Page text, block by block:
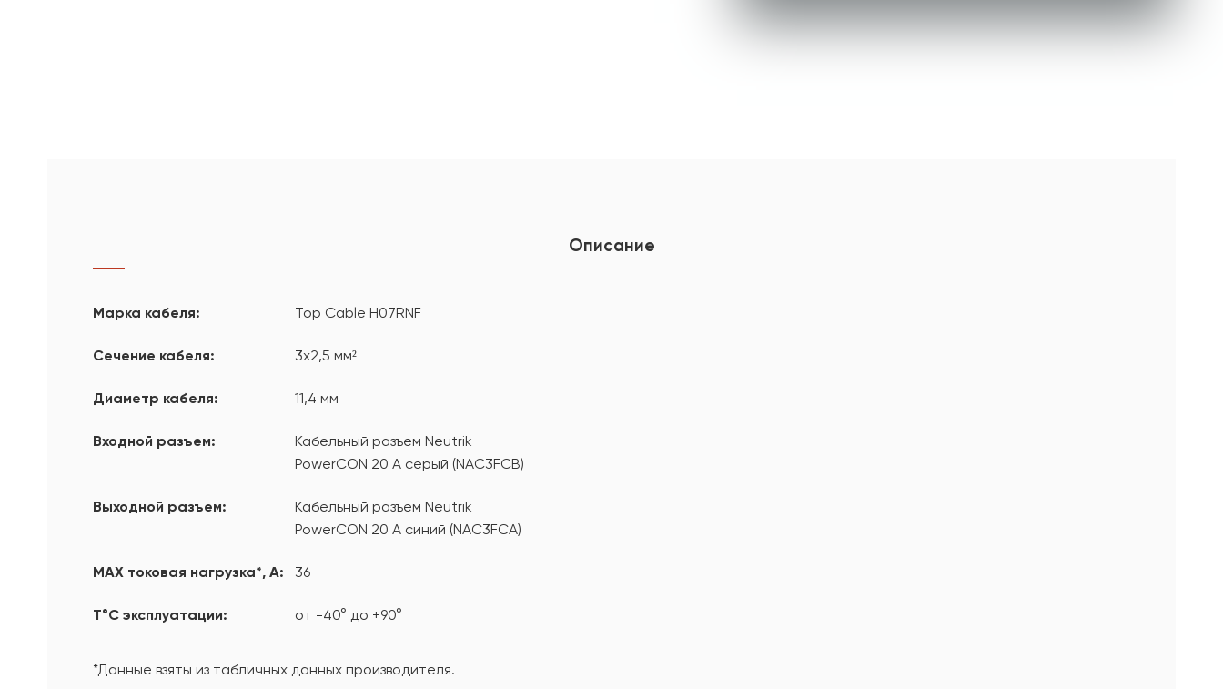
Описание
Марка кабеля: Top Cable H07RNF
Сечение кабеля: 3х2,5 мм²
Диаметр кабеля: 11,4 мм
Входной разъем:
Кабельный разъем Neutrik
PowerCON 20 А серый (NAC3FCB)
Выходной разъем:
Кабельный разъем Neutrik
PowerCON 20 А синий (NAC3FCA)
MAX токовая нагрузка*, А: 36
T°С эксплуатации: от -40° до +90°
*Данные взяты из табличных данных производителя.